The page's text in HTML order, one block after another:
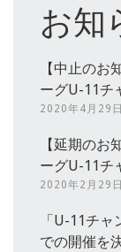
お知
【中止のお
ーグU-11チ
2020年4月29日
【延期のお
ーグU-11チ
2020年2月29日
「U-11チ
での開催を